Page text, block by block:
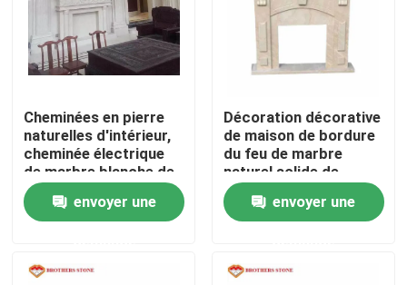
Accueil
A propos de nous
Contacts
Cheminées en pierre
naturelles d'intérieur,
cheminée électrique
de marbre blanche de
Suny
envoyer une
Décoration décorative
de maison de bordure
du feu de marbre
naturel solide de
cheminées en pierre
envoyer une